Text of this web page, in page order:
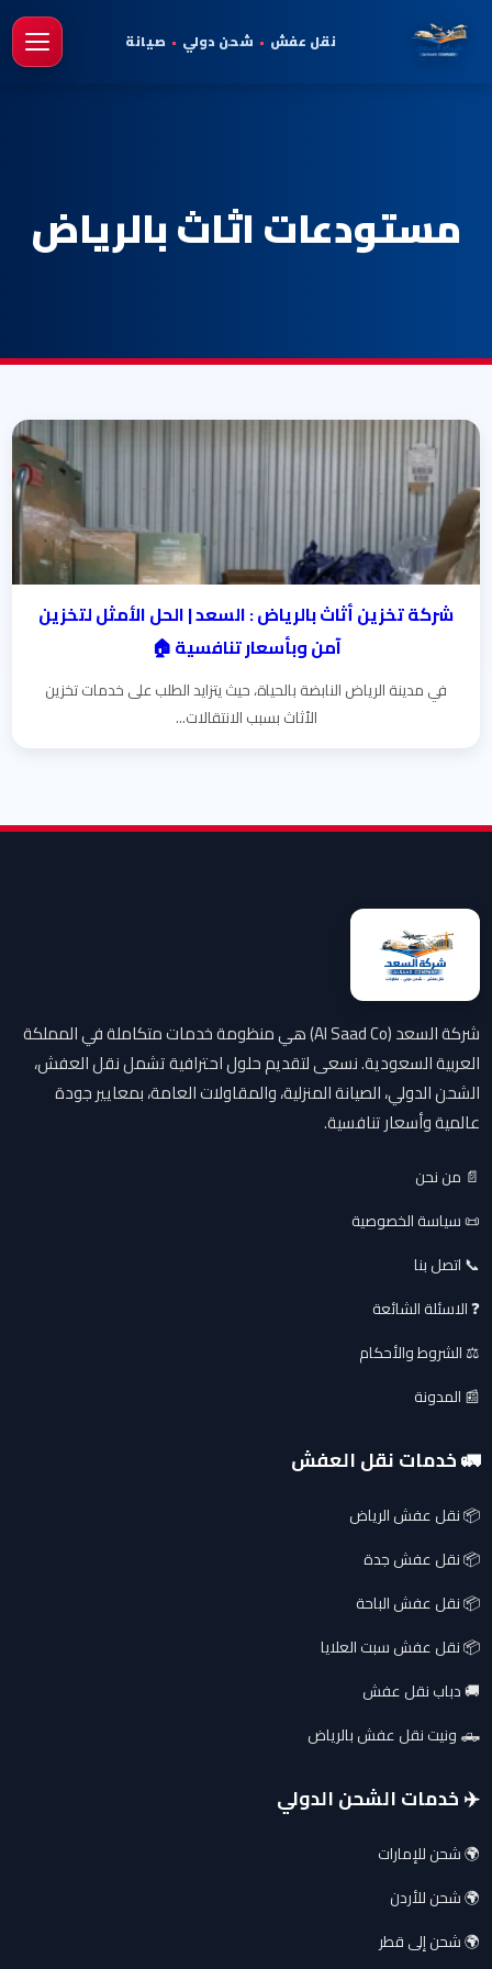
نقل عفش • شحن دولي • صيانة
مستودعات اثاث بالرياض
شركة تخزين أثاث بالرياض : السعد | الحل الأمثل لتخزين
آمن وبأسعار تنافسية 🏠
في مدينة الرياض النابضة بالحياة، حيث يتزايد الطلب على خدمات تخزين
الأثاث بسبب الانتقالات...
شركة السعد (Al Saad Co) هي منظومة خدمات متكاملة في المملكة
العربية السعودية. نسعى لتقديم حلول احترافية تشمل نقل العفش،
الشحن الدولي، الصيانة المنزلية، والمقاولات العامة، بمعايير جودة
عالمية وأسعار تنافسية.
📄 من نحن
📜 سياسة الخصوصية
📞 اتصل بنا
❓ الاسئلة الشائعة
⚖️ الشروط والأحكام
📰 المدونة
🚛 خدمات نقل العفش
📦 نقل عفش الرياض
📦 نقل عفش جدة
📦 نقل عفش الباحة
📦 نقل عفش سبت العلايا
🚚 دباب نقل عفش
🛻 ونيت نقل عفش بالرياض
✈️ خدمات الشحن الدولي
🌍 شحن للإمارات
🌍 شحن للأردن
🌍 شحن إلى قطر